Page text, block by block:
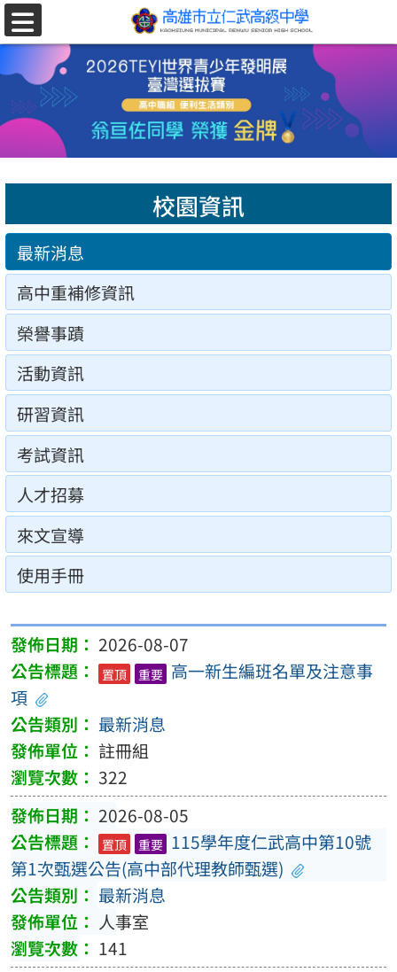
跳至主要內容區
選
單
校園資訊
最新消息
高中重補修資訊
榮譽事蹟
活動資訊
研習資訊
考試資訊
人才招募
來文宣導
使用手冊
2026-08-07
置頂 重要 高一新生編班名單及注意事
項
最新消息
註冊組
322
2026-08-05
置頂 重要 115學年度仁武高中第10號
第1次甄選公告(高中部代理教師甄選)
最新消息
人事室
141